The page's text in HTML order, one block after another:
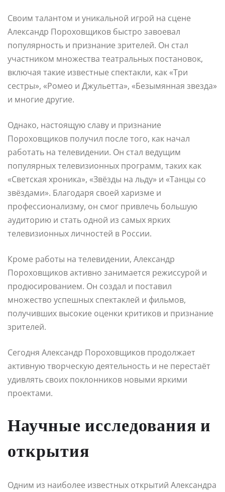
Своим талантом и уникальной игрой на сцене
Александр Пороховщиков быстро завоевал
популярность и признание зрителей. Он стал
участником множества театральных постановок,
включая такие известные спектакли, как «Три
сестры», «Ромео и Джульетта», «Безымянная звезда»
и многие другие.
Однако, настоящую славу и признание
Пороховщиков получил после того, как начал
работать на телевидении. Он стал ведущим
популярных телевизионных программ, таких как
«Светская хроника», «Звёзды на льду» и «Танцы со
звёздами». Благодаря своей харизме и
профессионализму, он смог привлечь большую
аудиторию и стать одной из самых ярких
телевизионных личностей в России.
Кроме работы на телевидении, Александр
Пороховщиков активно занимается режиссурой и
продюсированием. Он создал и поставил
множество успешных спектаклей и фильмов,
получивших высокие оценки критиков и признание
зрителей.
Сегодня Александр Пороховщиков продолжает
активную творческую деятельность и не перестаёт
удивлять своих поклонников новыми яркими
проектами.
Научные исследования и
открытия
Одним из наиболее известных открытий Александра